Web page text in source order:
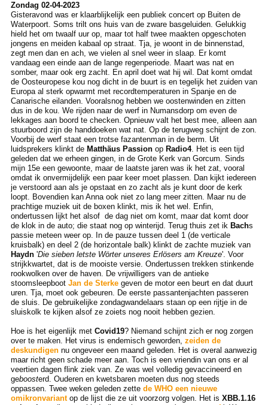
Zondag 02-04-2023
Gisteravond was er klaarblijkelijk een publiek concert op Buiten de
Waterpoort. Soms trilt ons huis van de zware basgeluiden. Gelukkig
hield het om twaalf uur op, maar tot half twee maakten opgeschoten
jongens en meiden kabaal op straat. Tja, je woont in de binnenstad,
zegt men dan en ach, we vielen al snel weer in slaap. Er komt
vandaag een einde aan de lange regenperiode. Maart was nat en
somber, maar ook erg zacht. En april doet wat hij wil. Dat komt omdat
de Oosteuropese kou nog dicht in de buurt is en tegelijk het zuiden van
Europa al sterk opwarmt met recordtemperaturen in Spanje en de
Canarische eilanden. Vooralsnog hebben we oostenwinden en zitten
dus in de kou. We rijden naar de werf in Numansdorp om even de
lekkages aan boord te checken. Opnieuw valt het best mee, alleen aan
stuurboord zijn de handdoeken wat nat. Op de terugweg schijnt de zon.
Voorbij de werf staat een trotse fazantenman in de berm. Uit
luidsprekers klinkt de Matthäus Passionop Radio4. Het is een tijd
geleden dat we erheen gingen, in de Grote Kerk van Gorcum. Sinds
mijn 15e een gewoonte, maar de laatste jaren was ik het zat, vooral
omdat ik onvermijdelijk een paar keer moet plassen. Dan kijkt iedereen
je verstoord aan als je opstaat en zo zacht als je kunt door de kerk
loopt. Bovendien kan Anna ook niet zo lang meer zitten. Maar nu de
prachtige muziek uit de boxen klinkt, mis ik het wel. Enfin,
ondertussen lijkt het alsof de dag niet om komt, maar dat komt door
de klok in de auto; die staat nog op winterijd. Terug thuis zet ik Bachs
passie meteen weer op. In de pauze tussen deel 1 (de verticale
kruisbalk) en deel 2 (de horizontale balk) klinkt de zachte muziek van
Haydn 'Die sieben letste Wörter unseres Erlösers am Kreuze'. Voor
strijkkwartet, dat is de mooiste versie. Ondertussen trekken stinkende
rookwolken over de haven. De vrijwilligers van de antieke
stoomsleepboot Jan de Sterkegeven de motor een beurt en dat duurt
uren. Tja, moet ook gebeuren. De eerste passantenjachten passeren
de sluis. De gebruikelijke zondagwandelaars staan op een rijtje in de
sluiskolk te kijken alsof ze zoiets nog nooit hebben gezien.
Hoe is het eigenlijk met Covid19? Niemand schijnt zich er nog zorgen
over te maken. Het virus is endemisch geworden, zeiden de
deskundigennu ongeveer een maand geleden. Het is overal aanwezig
maar richt geen schade meer aan. Toch is een vriendin van ons er al
veertien dagen flink ziek van. Ze was wel volledig gevaccineerd en
geboosterd. Ouderen en kwetsbaren moeten dus nog steeds
oppassen. Twee weken geleden zette de WHO een nieuwe
omikronvariantop de lijst die ze uit voorzorg volgen. Het is XBB.1.16